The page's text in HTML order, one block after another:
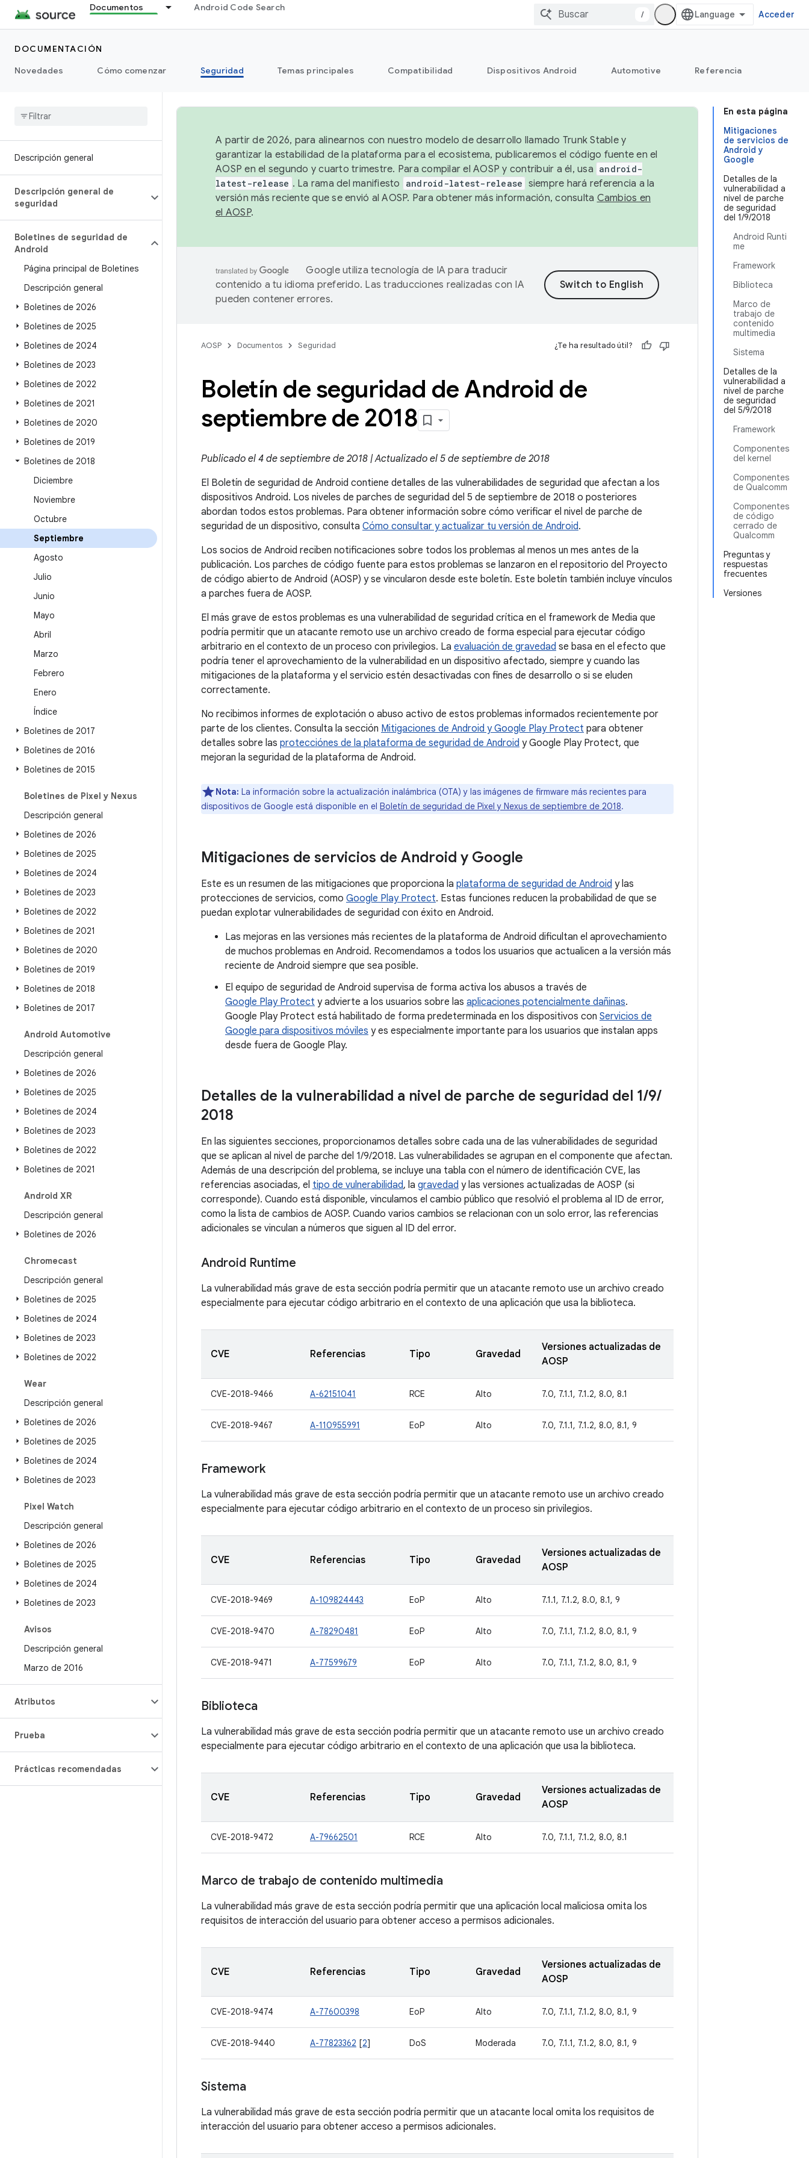
Documentos Android Code Search
/ Acceder
DOCUMENTACIÓN
Novedades
Cómo comenzar Seguridad Temas principales Compatibilidad Dispositivos Android Automotive Referencia
Descripción general
Descripción general de
seguridad
Boletines de seguridad de
Android
Página principal de Boletines
Descripción general
Boletines de 2026
Boletines de 2025
Boletines de 2024
Boletines de 2023
Boletines de 2022
Boletines de 2021
Boletines de 2020
Boletines de 2019
Boletines de 2018
Diciembre
Noviembre
Octubre
Septiembre
Agosto
Julio
Junio
Mayo
Abril
Marzo
Febrero
Enero
Índice
Boletines de 2017
Boletines de 2016
Boletines de 2015
Boletines de Pixel y Nexus
Descripción general
Boletines de 2026
Boletines de 2025
Boletines de 2024
Boletines de 2023
Boletines de 2022
Boletines de 2021
Boletines de 2020
Boletines de 2019
Boletines de 2018
Boletines de 2017
Android Automotive
Descripción general
Boletines de 2026
Boletines de 2025
Boletines de 2024
Boletines de 2023
Boletines de 2022
Boletines de 2021
Android XR
Descripción general
Boletines de 2026
Chromecast
Descripción general
Boletines de 2025
Boletines de 2024
Boletines de 2023
Boletines de 2022
Wear
Descripción general
Boletines de 2026
Boletines de 2025
Boletines de 2024
Boletines de 2023
Pixel Watch
Descripción general
Boletines de 2026
Boletines de 2025
Boletines de 2024
Boletines de 2023
Avisos
Descripción general
Marzo de 2016
Atributos
Prueba
Prácticas recomendadas
En esta página
Mitigaciones
de servicios de
Android y
Google
Detalles de la
vulnerabilidad a
nivel de parche
de seguridad
del 1/9/2018
Android Runti
me
Framework
Biblioteca
Marco de
trabajo de
contenido
multimedia
Sistema
Detalles de la
vulnerabilidad a
nivel de parche
de seguridad
del 5/9/2018
Framework
Componentes
del kernel
Componentes
de Qualcomm
Componentes
de código
cerrado de
Qualcomm
Preguntas y
respuestas
frecuentes
Versiones
A partir de 2026, para alinearnos con nuestro modelo de desarrollo llamado Trunk Stable y
garantizar la estabilidad de la plataforma para el ecosistema, publicaremos el código fuente en el
AOSP en el segundo y cuarto trimestre. Para compilar el AOSP y contribuir a él, usa android-
latest-release . La rama del manifiesto android-latest-release siempre hará referencia a la
versión más reciente que se envió al AOSP. Para obtener más información, consulta Cambios en
el AOSP.
Google utiliza tecnología de IA para traducir
contenido a tu idioma preferido. Las traducciones realizadas con IA
pueden contener errores.
AOSP Documentos Seguridad ¿Te ha resultado útil?
Boletín de seguridad de Android de
septiembre de 2018
Publicado el 4 de septiembre de 2018 | Actualizado el 5 de septiembre de 2018
El Boletín de seguridad de Android contiene detalles de las vulnerabilidades de seguridad que afectan a los
dispositivos Android. Los niveles de parches de seguridad del 5 de septiembre de 2018 o posteriores
abordan todos estos problemas. Para obtener información sobre cómo verificar el nivel de parche de
seguridad de un dispositivo, consulta Cómo consultar y actualizar tu versión de Android.
Los socios de Android reciben notificaciones sobre todos los problemas al menos un mes antes de la
publicación. Los parches de código fuente para estos problemas se lanzaron en el repositorio del Proyecto
de código abierto de Android (AOSP) y se vincularon desde este boletín. Este boletín también incluye vínculos
a parches fuera de AOSP.
El más grave de estos problemas es una vulnerabilidad de seguridad crítica en el framework de Media que
podría permitir que un atacante remoto use un archivo creado de forma especial para ejecutar código
arbitrario en el contexto de un proceso con privilegios. La evaluación de gravedad se basa en el efecto que
podría tener el aprovechamiento de la vulnerabilidad en un dispositivo afectado, siempre y cuando las
mitigaciones de la plataforma y el servicio estén desactivadas con fines de desarrollo o si se eluden
correctamente.
No recibimos informes de explotación o abuso activo de estos problemas informados recientemente por
parte de los clientes. Consulta la sección Mitigaciones de Android y Google Play Protect para obtener
detalles sobre las protecciónes de la plataforma de seguridad de Android y Google Play Protect, que
mejoran la seguridad de la plataforma de Android.
Nota: La información sobre la actualización inalámbrica (OTA) y las imágenes de firmware más recientes para
dispositivos de Google está disponible en el Boletín de seguridad de Pixel y Nexus de septiembre de 2018.
Mitigaciones de servicios de Android y Google
Este es un resumen de las mitigaciones que proporciona la plataforma de seguridad de Android y las
protecciones de servicios, como Google Play Protect. Estas funciones reducen la probabilidad de que se
puedan explotar vulnerabilidades de seguridad con éxito en Android.
Las mejoras en las versiones más recientes de la plataforma de Android dificultan el aprovechamiento
de muchos problemas en Android. Recomendamos a todos los usuarios que actualicen a la versión más
reciente de Android siempre que sea posible.
El equipo de seguridad de Android supervisa de forma activa los abusos a través de
Google Play Protect y advierte a los usuarios sobre las aplicaciones potencialmente dañinas.
Google Play Protect está habilitado de forma predeterminada en los dispositivos con Servicios de
Google para dispositivos móviles y es especialmente importante para los usuarios que instalan apps
desde fuera de Google Play.
Detalles de la vulnerabilidad a nivel de parche de seguridad del 1/9/
2018
En las siguientes secciones, proporcionamos detalles sobre cada una de las vulnerabilidades de seguridad
que se aplican al nivel de parche del 1/9/2018. Las vulnerabilidades se agrupan en el componente que afectan.
Además de una descripción del problema, se incluye una tabla con el número de identificación CVE, las
referencias asociadas, el tipo de vulnerabilidad, la gravedad y las versiones actualizadas de AOSP (si
corresponde). Cuando está disponible, vinculamos el cambio público que resolvió el problema al ID de error,
como la lista de cambios de AOSP. Cuando varios cambios se relacionan con un solo error, las referencias
adicionales se vinculan a números que siguen al ID del error.
Android Runtime
La vulnerabilidad más grave de esta sección podría permitir que un atacante remoto use un archivo creado
especialmente para ejecutar código arbitrario en el contexto de una aplicación que usa la biblioteca.
CVE Referencias Tipo Gravedad
Versiones actualizadas de
AOSP
CVE-2018-9466 A-62151041 RCE Alto 7.0, 7.1.1, 7.1.2, 8.0, 8.1
CVE-2018-9467 A-110955991 EoP Alto 7.0, 7.1.1, 7.1.2, 8.0, 8.1, 9
Framework
La vulnerabilidad más grave de esta sección podría permitir que un atacante remoto use un archivo creado
especialmente para ejecutar código arbitrario en el contexto de un proceso sin privilegios.
CVE Referencias Tipo Gravedad
Versiones actualizadas de
AOSP
CVE-2018-9469 A-109824443 EoP Alto 7.1.1, 7.1.2, 8.0, 8.1, 9
CVE-2018-9470 A-78290481 EoP Alto 7.0, 7.1.1, 7.1.2, 8.0, 8.1, 9
CVE-2018-9471 A-77599679 EoP Alto 7.0, 7.1.1, 7.1.2, 8.0, 8.1, 9
Biblioteca
La vulnerabilidad más grave de esta sección podría permitir que un atacante remoto use un archivo creado
especialmente para ejecutar código arbitrario en el contexto de una aplicación que usa la biblioteca.
CVE Referencias Tipo Gravedad
Versiones actualizadas de
AOSP
CVE-2018-9472 A-79662501 RCE Alto 7.0, 7.1.1, 7.1.2, 8.0, 8.1
Marco de trabajo de contenido multimedia
La vulnerabilidad más grave de esta sección podría permitir que una aplicación local maliciosa omita los
requisitos de interacción del usuario para obtener acceso a permisos adicionales.
CVE Referencias Tipo Gravedad
Versiones actualizadas de
AOSP
CVE-2018-9474 A-77600398 EoP Alto 7.0, 7.1.1, 7.1.2, 8.0, 8.1, 9
CVE-2018-9440 A-77823362 [2] DoS Moderada 7.0, 7.1.1, 7.1.2, 8.0, 8.1, 9
Sistema
La vulnerabilidad más grave de esta sección podría permitir que un atacante local omita los requisitos de
interacción del usuario para obtener acceso a permisos adicionales.